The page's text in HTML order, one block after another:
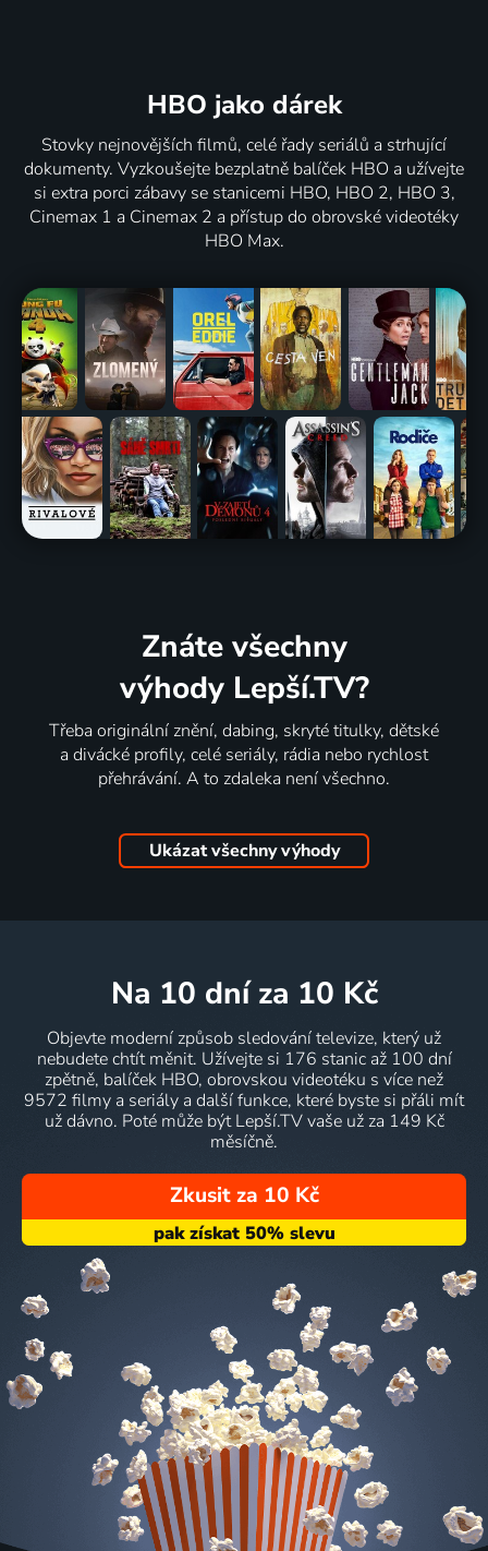
HBO jako dárek
Stovky nejnovějších filmů, celé řady seriálů a strhující
dokumenty. Vyzkoušejte bezplatně balíček HBO a užívejte
si extra porci zábavy se stanicemi HBO, HBO 2, HBO 3,
Cinemax 1 a Cinemax 2 a přístup do obrovské videotéky
HBO Max.
Znáte všechny
výhody Lepší.TV?
Třeba originální znění, dabing, skryté titulky, dětské
a divácké profily, celé seriály, rádia nebo rychlost
přehrávání. A to zdaleka není všechno.
Ukázat všechny výhody
na 10 dní za 10 Kč
Objevte moderní způsob sledování televize, který už
nebudete chtít měnit. Užívejte si 176 stanic až 100 dní
zpětně, balíček HBO, obrovskou videotéku s více než
9572 filmy a seriály a další funkce, které byste si přáli mít
už dávno. Poté může být Lepší.TV vaše už za 149 Kč
měsíčně.
Zkusit za 10 Kč